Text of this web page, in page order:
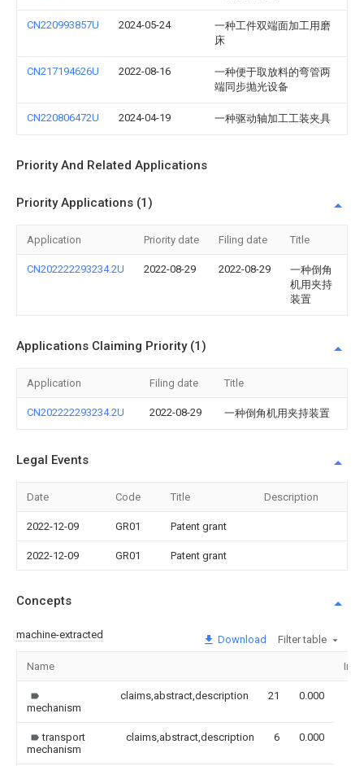
CN220993857U 2024-05-24
一种工件双端面加工用磨
床
CN217194626U 2022-08-16
一种便于取放料的弯管两
端同步抛光设备
CN220806472U 2024-04-19 一种驱动轴加工工装夹具
Priority And Related Applications
Priority Applications (1)
Application Priority date Filing date Title
CN202222293234.2U 2022-08-29 2022-08-29
一种倒角
机用夹持
装置
Applications Claiming Priority (1)
Application Filing date Title
CN202222293234.2U 2022-08-29 一种倒角机用夹持装置
Legal Events
Date Code Title Description
2022-12-09 GR01 Patent grant
2022-12-09 GR01 Patent grant
Concepts
machine-extracted Download Filter table
Name
mechanism
claims,abstract,description 21 0.000
transport
mechanism
claims,abstract,description 6 0.000